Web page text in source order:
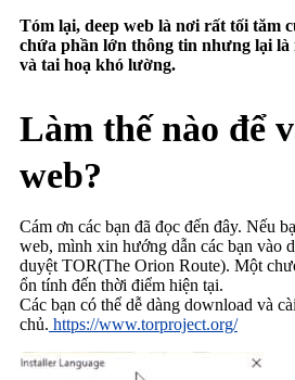
Tóm lại, deep web là nơi rất tối tăm
chứa phần lớn thông tin nhưng lại
và tai hoạ khó lường.
Làm thế nào để
web?
Cám ơn các bạn đã đọc đến đây. Nếu
web, mình xin hướng dẫn các bạn vào
duyệt TOR(The Orion Route). Một
ổn tính đến thời điểm hiện tại.
Các bạn có thể dễ dàng download và
chủ. https://www.torproject.org/